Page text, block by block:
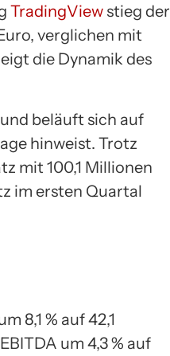
TradingView stieg der
verglichen mit
die Dynamik des
beläuft sich auf
hinweist. Trotz
mit 100,1 Millionen
im ersten Quartal
8,1 % auf 42,1
um 4,3 % auf